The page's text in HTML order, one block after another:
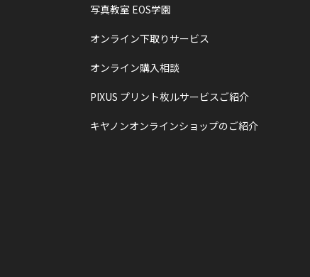
写真教室 EOS学園
オンライン下取りサービス
オンライン購入相談
PIXUS プリント枚ルサービスご紹介
キヤノンオンラインショップのご紹介